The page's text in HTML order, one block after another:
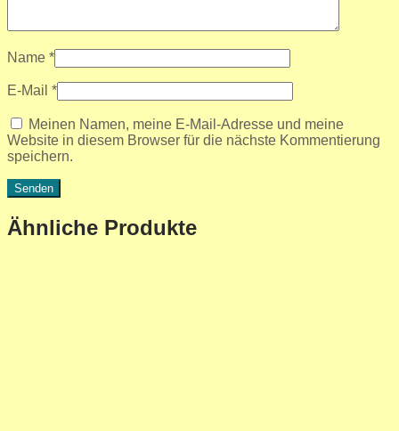
Name *
E-Mail *
Meinen Namen, meine E-Mail-Adresse und meine
Website in diesem Browser für die nächste Kommentierung
speichern.
Ähnliche Produkte